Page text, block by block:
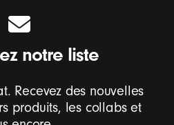
notre liste
Recevez des nouvelles
produits, les collabs et